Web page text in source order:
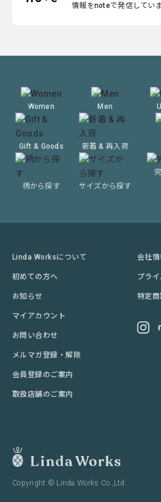
情報をnoteで発信してい
Women Men
Gift & Goods 新着 & 再入荷
柄から探す サイズから探す
Linda Worksについて
初めての方へ
お知らせ
マイアカウント
お問い合わせ
メルマガ登録・解除
会員登録のご案内
取扱店舗のご案内
会社情
プラ
特定
Copyright © Linda Works Co.,Ltd.